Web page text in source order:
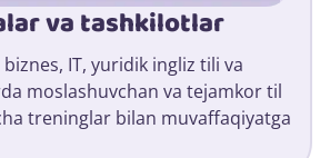
va tashkilotlar
IT, yuridik ingliz tili va
moslashuvchan va tejamkor til
treninglar bilan muvaffaqiyatga